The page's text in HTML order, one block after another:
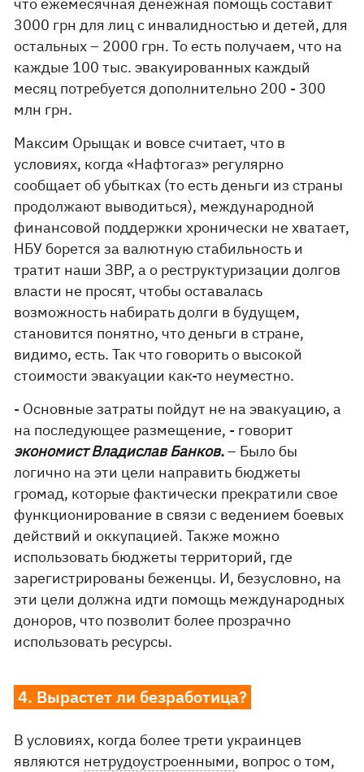
3000 грн для лиц с инвалидностью и детей, для
остальных – 2000 грн. То есть получаем, что на
каждые 100 тыс. эвакуированных каждый
месяц потребуется дополнительно 200 - 300
млн грн.
Максим Орыщак и вовсе считает, что в
условиях, когда «Нафтогаз» регулярно
сообщает об убытках (то есть деньги из страны
продолжают выводиться), международной
финансовой поддержки хронически не хватает,
НБУ борется за валютную стабильность и
тратит наши ЗВР, а о реструктуризации долгов
власти не просят, чтобы оставалась
возможность набирать долги в будущем,
становится понятно, что деньги в стране,
видимо, есть. Так что говорить о высокой
стоимости эвакуации как-то неуместно.
- Основные затраты пойдут не на эвакуацию, а
на последующее размещение, - говорит
экономист Владислав Банков.– Было бы
логично на эти цели направить бюджеты
громад, которые фактически прекратили свое
функционирование в связи с ведением боевых
действий и оккупацией. Также можно
использовать бюджеты территорий, где
зарегистрированы беженцы. И, безусловно, на
эти цели должна идти помощь международных
доноров, что позволит более прозрачно
использовать ресурсы.
4. Вырастет ли безработица?
В условиях, когда более трети украинцев
являются нетрудоустроенными, вопрос о том,